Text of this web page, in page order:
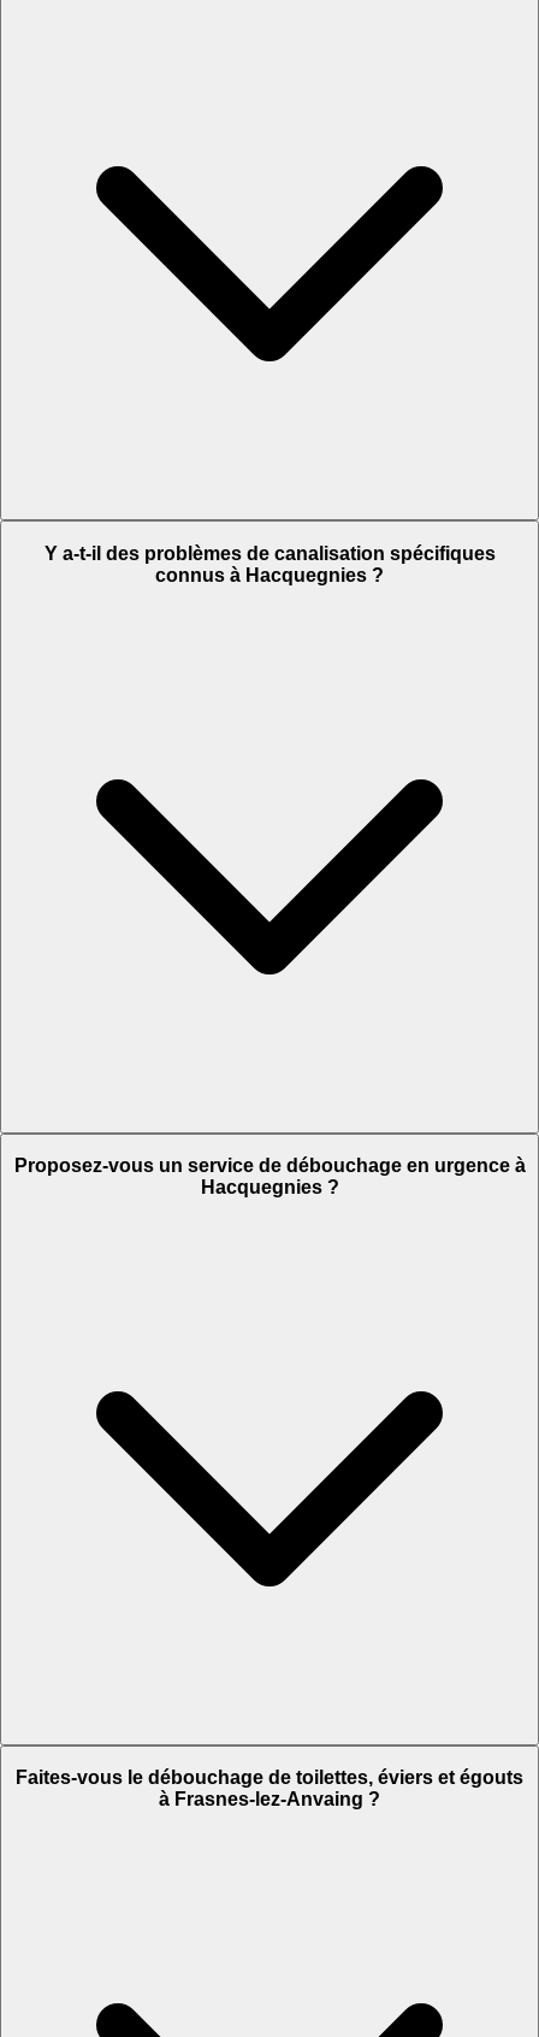
Y a-t-il des problèmes de canalisation spécifiques
connus à Hacquegnies ?
Proposez-vous un service de débouchage en urgence à
Hacquegnies ?
Faites-vous le débouchage de toilettes, éviers et égouts
à Frasnes-lez-Anvaing ?